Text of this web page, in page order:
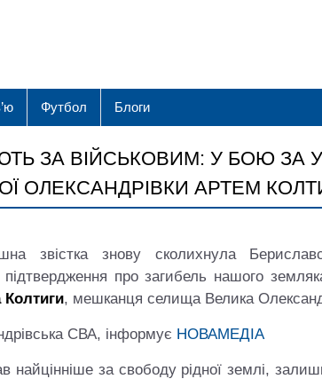
Футбол Блоги
ЗА ВІЙСЬКОВИМ: У БОЮ ЗА
ОЛЕКСАНДРІВКИ АРТЕМ
звістка знову сколихнула
про загибель нашого
, мешканця селища Велика
СВА, інформує НОВАМЕДІА
найцінніше за свободу рідної землі,